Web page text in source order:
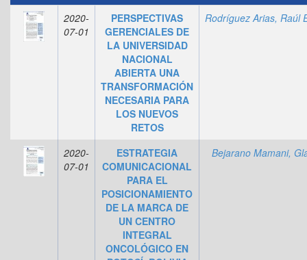
2020-
07-01
PERSPECTIVAS
GERENCIALES DE
LA UNIVERSIDAD
NACIONAL
ABIERTA UNA
TRANSFORMACIÓN
NECESARIA PARA
LOS NUEVOS
RETOS
2020-
07-01
ESTRATEGIA
COMUNICACIONAL
PARA EL
POSICIONAMIENTO
DE LA MARCA DE
UN CENTRO
INTEGRAL
ONCOLÓGICO EN
Bejarano Mamani,